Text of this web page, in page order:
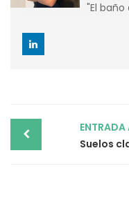
"El
navigation
ENTRADA